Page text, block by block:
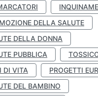
DELLA SALUTE
DELLA DONNA
PUBBLICA
DI VITA
PROGETTI
DEL BAMBINO